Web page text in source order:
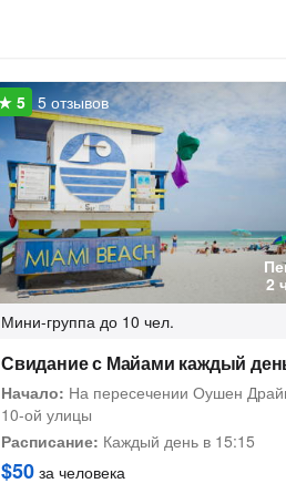
2
5 отзывов
Мини-группа до 10 чел.
Свидание с Майами каждый
Начало: На пересечении Оушен
10-ой улицы
Расписание: Каждый день в 15:15
$50 за человека